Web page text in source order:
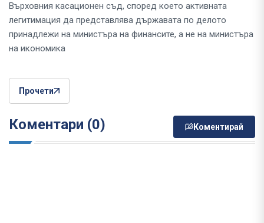
Върховния касационен съд, според което активната
легитимация да представлява държавата по делото
принадлежи на министъра на финансите, а не на министъра
на икономика
Прочети
Коментари (0) Коментирай